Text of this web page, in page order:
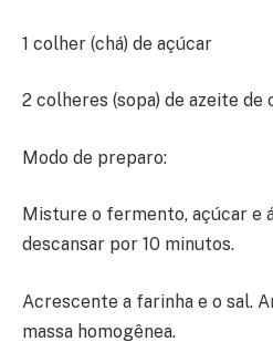
1 colher (chá) de açúcar
2 colheres (sopa) de azeite de
Modo de preparo:
Misture o fermento, açúcar e
descansar por 10 minutos.
Acrescente a farinha e o sal.
massa homogênea.